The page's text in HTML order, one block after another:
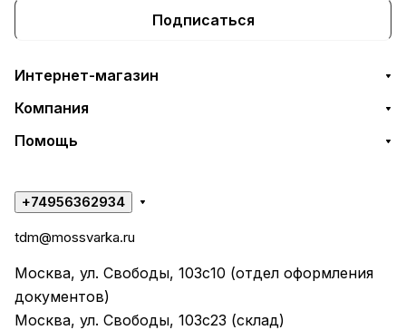
Подписаться
Интернет-магазин
Компания
Помощь
+74956362934
tdm@mossvarka.ru
Москва, ул. Свободы, 103с10 (отдел оформления
документов)
Москва, ул. Свободы, 103с23 (склад)